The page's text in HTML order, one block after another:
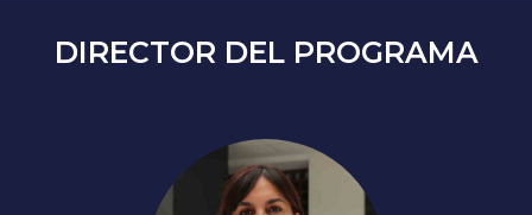
DIRECTOR DEL PROGRAMA